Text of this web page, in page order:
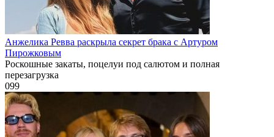
Анжелика Ревва раскрыла секрет брака с Артуром
Пирожковым
Роскошные закаты, поцелуи под салютом и полная
перезагрузка
099